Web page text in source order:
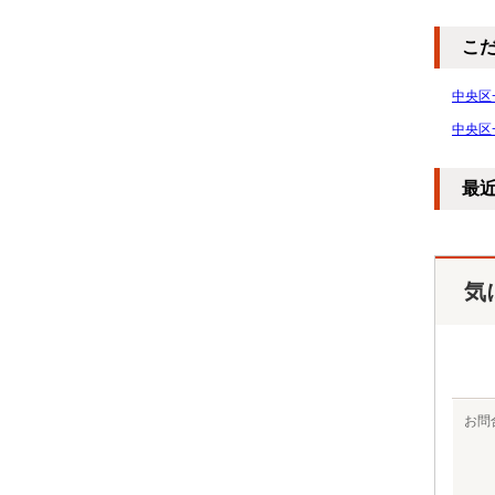
こ
中央区
中央区
最
気
お問